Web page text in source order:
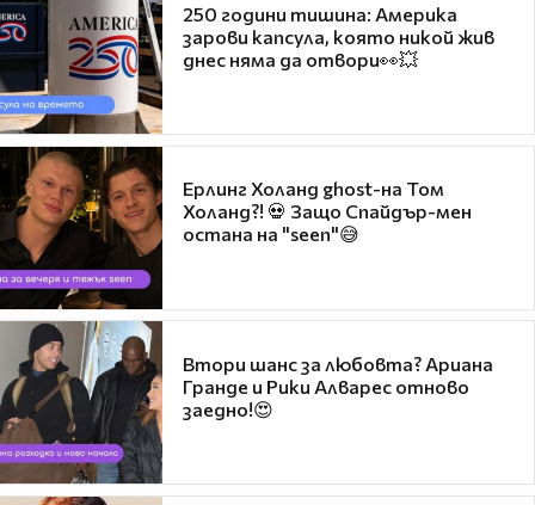
250 години тишина: Америка
зарови капсула, която никой жив
днес няма да отвори👀💥
Ерлинг Холанд ghost-на Том
Холанд?! 💀 Защо Спайдър-мен
остана на "seen"😅
Втори шанс за любовта? Ариана
Гранде и Рики Алварес отново
заедно!😍